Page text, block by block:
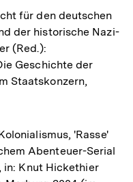
für den deutschen
der historische Nazi-
(Red.):
Geschichte der
Staatskonzern,
'Rasse'
Abenteuer-Serial
in: Knut Hickethier